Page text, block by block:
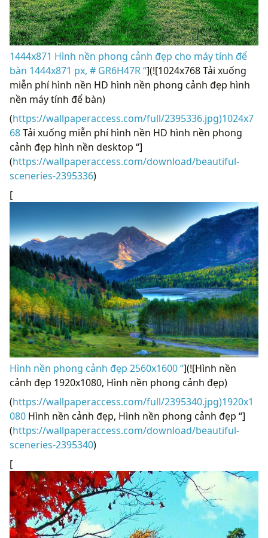
1444x871 Hình nền phong cảnh đẹp cho máy tính để
bàn 1444x871 px, # GR6H47R “](![1024x768 Tải xuống
miễn phí hình nền HD hình nền phong cảnh đẹp hình
nền máy tính để bàn)
(https://wallpaperaccess.com/full/2395336.jpg)1024x7
68Tải xuống miễn phí hình nền HD hình nền phong
cảnh đẹp hình nền desktop “]
(https://wallpaperaccess.com/download/beautiful-
sceneries-2395336)
[
Hình nền phong cảnh đẹp 2560x1600 “](![Hình nền
cảnh đẹp 1920x1080, Hình nền phong cảnh đẹp)
(https://wallpaperaccess.com/full/2395340.jpg)1920x1
080 Hình nền cảnh đẹp, Hình nền phong cảnh đẹp “]
(https://wallpaperaccess.com/download/beautiful-
sceneries-2395340)
[